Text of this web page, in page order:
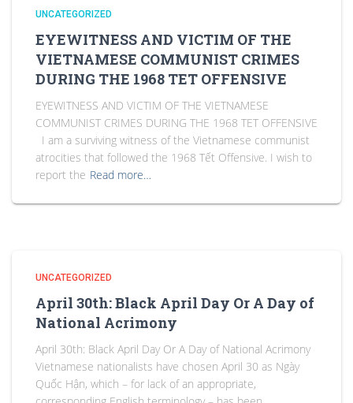
UNCATEGORIZED
EYEWITNESS AND VICTIM OF THE
VIETNAMESE COMMUNIST CRIMES
DURING THE 1968 TET OFFENSIVE
EYEWITNESS AND VICTIM OF THE VIETNAMESE
COMMUNIST CRIMES DURING THE 1968 TET OFFENSIVE
I am a surviving witness of the Vietnamese communist
atrocities that followed the 1968 Tết Offensive. I wish to
report the Read more…
UNCATEGORIZED
April 30th: Black April Day Or A Day of
National Acrimony
April 30th: Black April Day Or A Day of National Acrimony
Vietnamese nationalists have chosen April 30 as Ngày
Quốc Hận, which – for lack of an appropriate,